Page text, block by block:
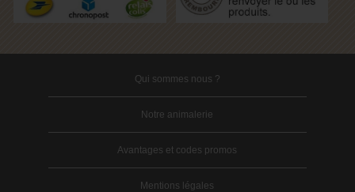
Qui sommes nous ?
Notre animalerie
Avantages et codes promos
Mentions légales